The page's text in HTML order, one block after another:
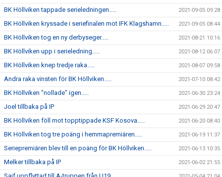
BK Höllviken tappade serieledningen..... 2021-09-05 09:28
BK Höllviken kryssade i seriefinalen mot IFK Klagshamn..... 2021-09-05 08:44
BK Höllviken tog en ny derbyseger..... 2021-08-21 10:16
BK Höllviken upp i serieledning..... 2021-08-12 06:07
BK Höllviken knep tredje raka..... 2021-08-07 09:58
Andra raka vinsten för BK Höllviken..... 2021-07-10 08:42
BK Höllviken "nollade" igen..... 2021-06-30 23:24
Joel tillbaka på IP 2021-06-29 20:47
BK Höllviken föll mot topptippade KSF Kosova..... 2021-06-20 08:40
BK Höllviken tog tre poäng i hemmapremiären..... 2021-06-19 11:37
Seriepremiären blev till en poäng för BK Höllviken..... 2021-06-13 10:35
Melker tillbaka på IP 2021-06-02 21:55